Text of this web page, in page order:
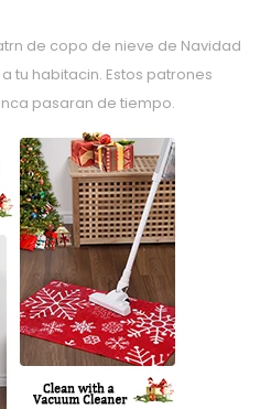
de copo de nieve de Navidad
tu habitacin. Estos patrones
pasaran de tiempo.